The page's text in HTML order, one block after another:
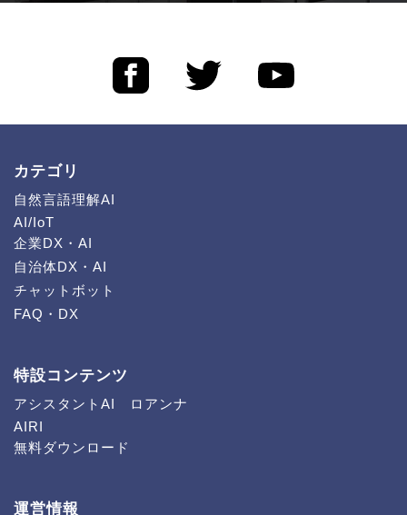
カテゴリ
自然言語理解AI
AI/IoT
企業DX・AI
自治体DX・AI
チャットボット
FAQ・DX
特設コンテンツ
アシスタントAI ロアンナ
AIRI
無料ダウンロード
運営情報